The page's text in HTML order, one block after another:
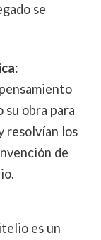
se
:
obra para
resolvían los
de
es un